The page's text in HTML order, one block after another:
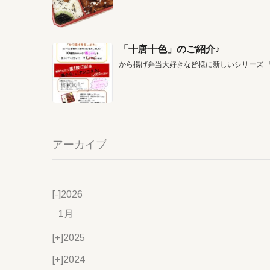
「十唐十色」のご紹介♪
から揚げ弁当大好きな皆様に新しいシリーズ
アーカイブ
[-]2026
1月
[+]2025
[+]2024